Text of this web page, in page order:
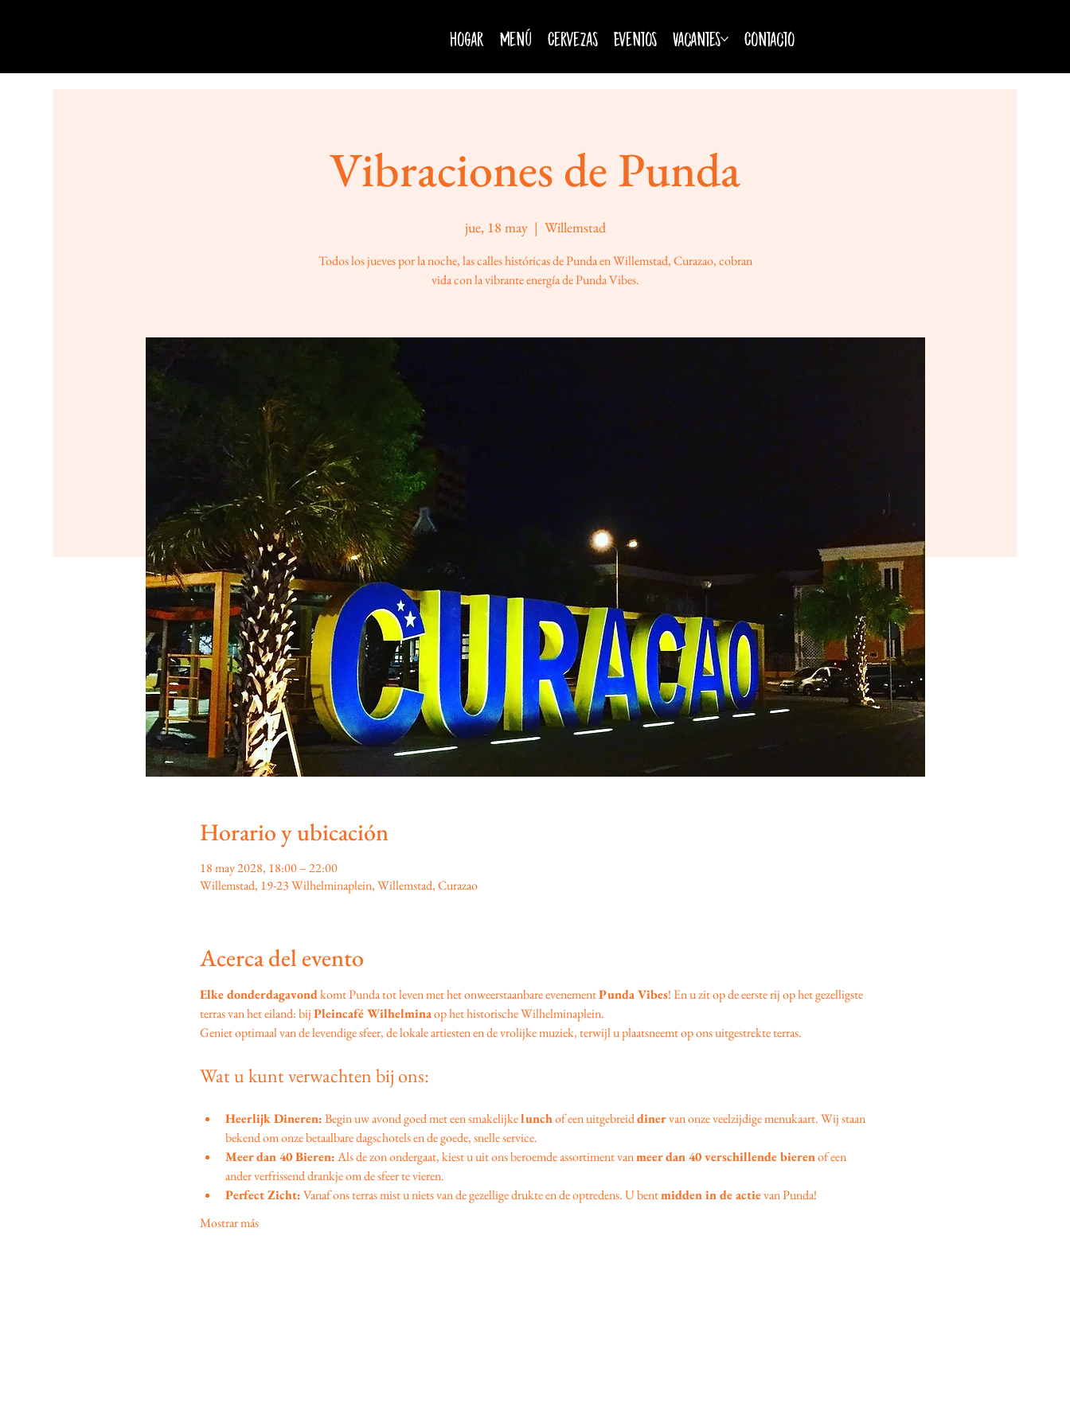
Hogar Menú Cervezas Eventos Vacantes Contacto
Vibraciones de Punda
jue, 18 may
  |
Willemstad
Todos los jueves por la noche, las calles históricas de Punda en Willemstad, Curazao, cobran
vida con la vibrante energía de Punda Vibes.
Horario y ubicación
18 may 2028, 18:00 – 22:00
Willemstad, 19-23 Wilhelminaplein, Willemstad, Curazao
Acerca del evento
Elke donderdagavond komt Punda tot leven met het onweerstaanbare evenement Punda Vibes! En u zit op de eerste rij op het gezelligste
terras van het eiland: bij Pleincafé Wilhelmina op het historische Wilhelminaplein.
Geniet optimaal van de levendige sfeer, de lokale artiesten en de vrolijke muziek, terwijl u plaatsneemt op ons uitgestrekte terras.
Wat u kunt verwachten bij ons:
Heerlijk Dineren: Begin uw avond goed met een smakelijke lunch of een uitgebreid diner van onze veelzijdige menukaart. Wij staan
bekend om onze betaalbare dagschotels en de goede, snelle service.
Meer dan 40 Bieren: Als de zon ondergaat, kiest u uit ons beroemde assortiment van meer dan 40 verschillende bieren of een
ander verfrissend drankje om de sfeer te vieren.
Perfect Zicht: Vanaf ons terras mist u niets van de gezellige drukte en de optredens. U bent midden in de actie van Punda!
Mostrar más